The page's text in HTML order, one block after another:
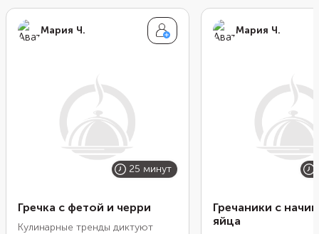
Мария Ч.
25 минут
Гречка с фетой и черри
Кулинарные тренды диктуют
Мария Ч.
Гречаники с
яйца